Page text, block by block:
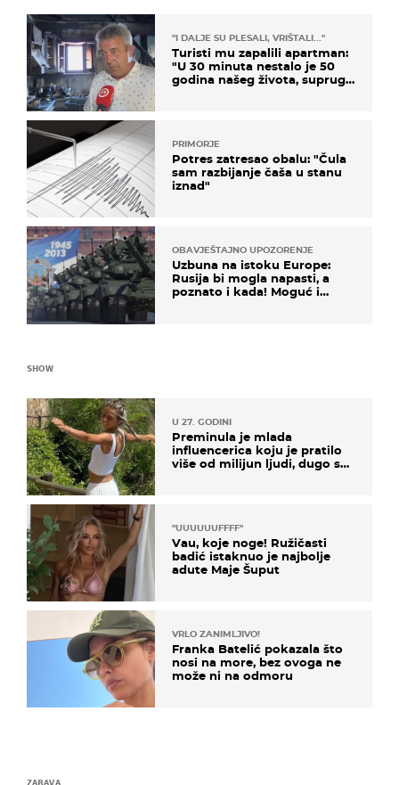
"I DALJE SU PLESALI, VRIŠTALI..."
Turisti mu zapalili apartman:
"U 30 minuta nestalo je 50
godina našeg života, supruga
PRIMORJE
Potres zatresao obalu: "Čula
sam razbijanje čaša u stanu
iznad"
OBAVJEŠTAJNO UPOZORENJE
Uzbuna na istoku Europe:
Rusija bi mogla napasti, a
poznato i kada! Moguć i
SHOW
U 27. GODINI
Preminula je mlada
influencerica koju je pratilo
više od milijun ljudi, dugo se
"UUUUUUFFFF"
Vau, koje noge! Ružičasti
badić istaknuo je najbolje
adute Maje Šuput
VRLO ZANIMLJIVO!
Franka Batelić pokazala što
nosi na more, bez ovoga ne
može ni na odmoru